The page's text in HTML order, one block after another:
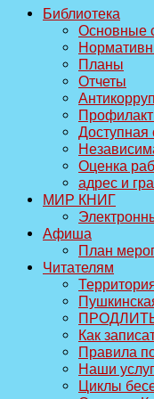
Библиотека
Основные
Планы
Отчеты
Доступная
Оценка
адрес и
МИР КНИГ
Афиша
План
Читателям
Как
Правила
Наши
Циклы